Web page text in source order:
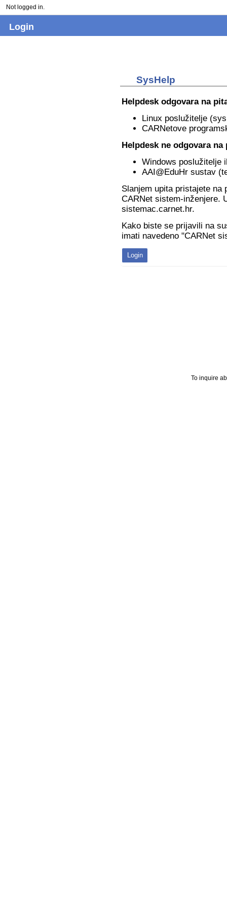
Not logged in.
Login
SysHelp
Helpdesk odgovara na
Linux poslužitelje (
CARNetove
Helpdesk ne odgovara na
Windows poslužitelje
AAI@EduHr sustav (
Slanjem upita pristajete na
CARNet sistem-inženjere.
sistemac.carnet.hr.
Kako biste se prijavili na
imati navedeno "CARNet
To inquire